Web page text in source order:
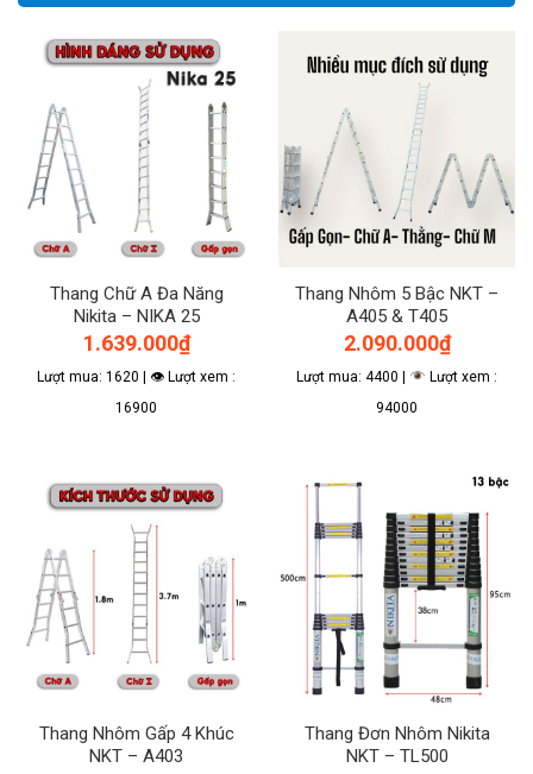
Thang Chữ A Đa Năng
Nikita – NIKA 25
1.639.000₫
Lượt mua: 1620 | 👁 Lượt xem :
16900
Thang Nhôm 5 Bậc NKT –
A405 & T405
2.090.000₫
Lượt mua: 4400 |
Lượt xem :
94000
Thang Nhôm Gấp 4 Khúc
NKT – A403
Thang Đơn Nhôm Nikita
NKT – TL500